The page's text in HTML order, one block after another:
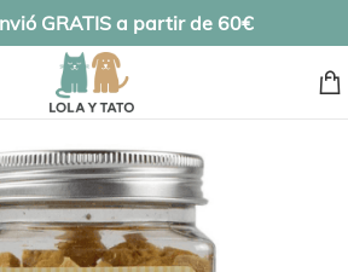
GRATIS a partir de 60€